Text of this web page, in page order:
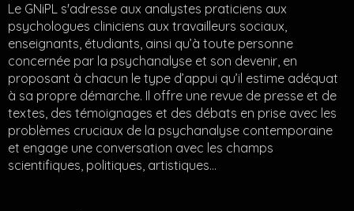
Le GNiPL s'adresse aux analystes praticiens aux
psychologues cliniciens aux travailleurs sociaux,
enseignants, étudiants, ainsi qu’à toute personne
concernée par la psychanalyse et son devenir, en
proposant à chacun le type d’appui qu’il estime adéquat
à sa propre démarche. Il offre une revue de presse et de
textes, des témoignages et des débats en prise avec les
problèmes cruciaux de la psychanalyse contemporaine
et engage une conversation avec les champs
scientifiques, politiques, artistiques…